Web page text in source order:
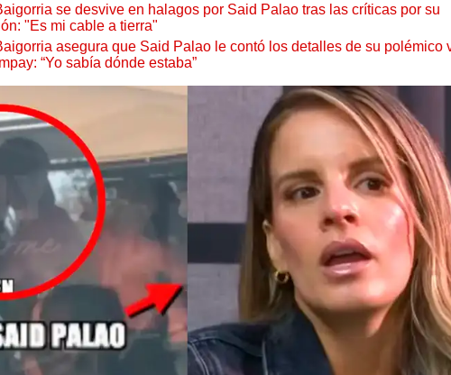
se desvive en halagos por Said Palao tras las críticas por su
"Es mi cable a tierra"
asegura que Said Palao le contó los detalles de su polémico
“Yo sabía dónde estaba”